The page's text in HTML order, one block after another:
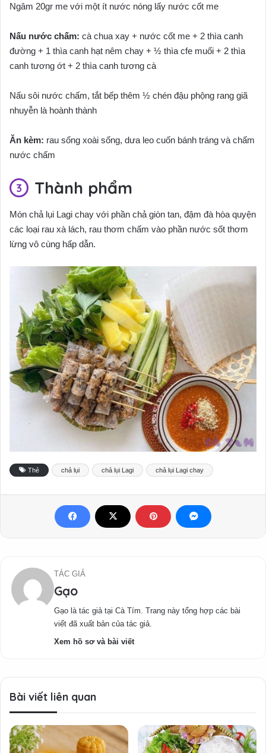
Ngâm 20gr me với một ít nước nóng lấy nước cốt me
Nấu nước chấm: cà chua xay + nước cốt me + 2 thìa canh
đường + 1 thìa canh hạt nêm chay + ½ thìa cfe muối + 2 thìa
canh tương ớt + 2 thìa canh tương cà
Nấu sôi nước chấm, tắt bếp thêm ½ chén đậu phộng rang giã
nhuyễn là hoành thành
Ăn kèm: rau sống xoài sống, dưa leo cuốn bánh tráng và chấm
nước chấm
Thành phẩm
Món chả lụi Lagi chay với phần chả giòn tan, đậm đà hòa quyện
các loại rau xà lách, rau thơm chấm vào phần nước sốt thơm
lừng vô cùng hấp dẫn.
Thẻ chả lụi chả lụi Lagi chả lụi Lagi chay
TÁC GIẢ
Gạo
Gạo là tác giả tại Cà Tím. Trang này tổng hợp các bài
viết đã xuất bản của tác giả.
Xem hồ sơ và bài viết
Bài viết liên quan